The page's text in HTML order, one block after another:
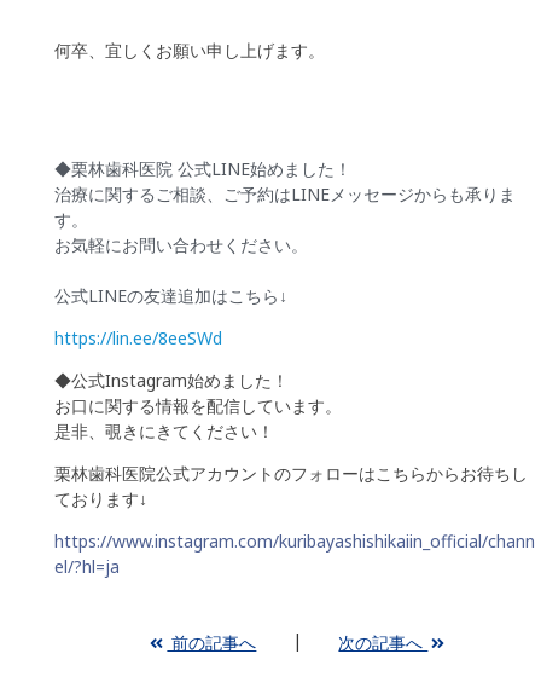
何卒、宜しくお願い申し上げます。
◆栗林歯科医院 公式LINE始めました！
治療に関するご相談、ご予約はLINEメッセージからも承りま
す。
お気軽にお問い合わせください。
公式LINEの友達追加はこちら↓
https://lin.ee/8eeSWd
◆公式Instagram始めました！
お口に関する情報を配信しています。
是非、覗きにきてください！
栗林歯科医院公式アカウントのフォローはこちらからお待ちし
ております↓
https://www.instagram.com/kuribayashishikaiin_official/chann
el/?hl=ja
前の記事へ 次の記事へ